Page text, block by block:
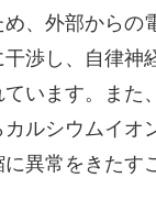
め、外部からの
渉し、自律神
います。また
ルシウムイオ
異常をきたす